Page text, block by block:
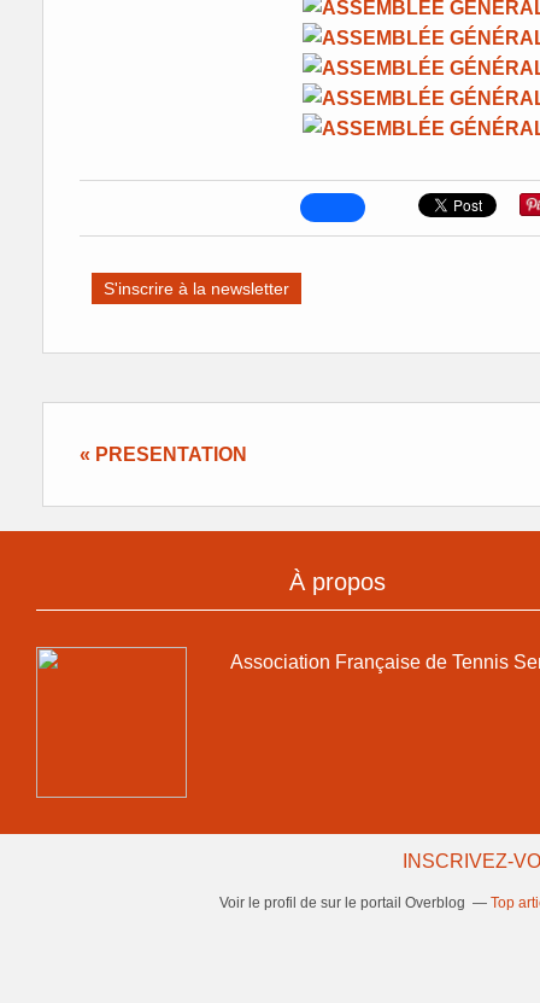
S'inscrire à la newsletter
« PRESENTATION
À propos
Association Française de Tennis
INSCRIVEZ-
Voir le profil de sur le portail Overblog Top